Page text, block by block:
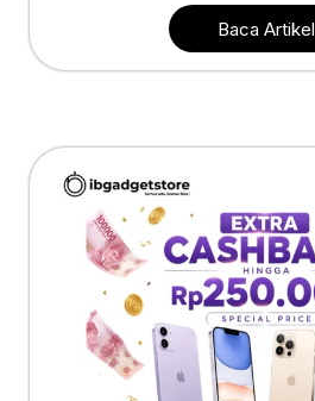
Baca Artikel